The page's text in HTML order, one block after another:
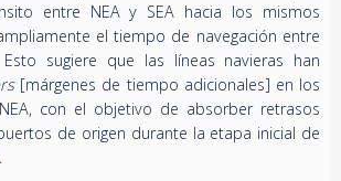
entre NEA y SEA hacia los mismos
el tiempo de navegación entre
Esto sugiere que las líneas navieras han
[márgenes de tiempo adicionales] en los
con el objetivo de absorber retrasos
de origen durante la etapa inicial de